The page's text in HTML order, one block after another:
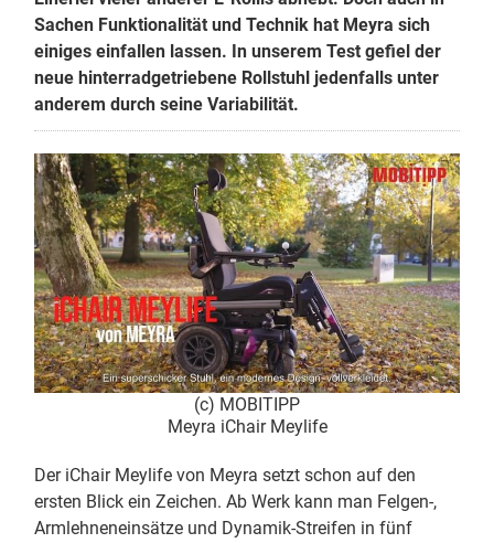
Sachen Funktionalität und Technik hat Meyra sich
einiges einfallen lassen. In unserem Test gefiel der
neue hinterradgetriebene Rollstuhl jedenfalls unter
anderem durch seine Variabilität.
(c) MOBITIPP
Meyra iChair Meylife
Der iChair Meylife von Meyra setzt schon auf den
ersten Blick ein Zeichen. Ab Werk kann man Felgen-,
Armlehneneinsätze und Dynamik-Streifen in fünf